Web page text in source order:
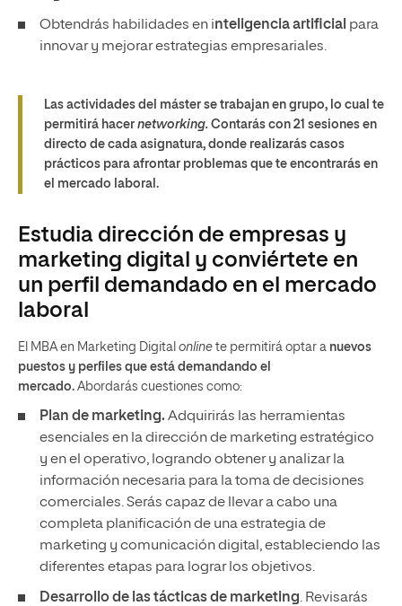
Obtendrás habilidades en inteligencia artificial para
innovar y mejorar estrategias empresariales.
Las actividades del máster se trabajan en grupo, lo cual te
permitirá hacer networking. Contarás con 21 sesiones en
directo de cada asignatura, donde realizarás casos
prácticos para afrontar problemas que te encontrarás en
el mercado laboral.
Estudia dirección de empresas y
marketing digital y conviértete en
un perfil demandado en el mercado
laboral
El MBA en Marketing Digital online te permitirá optar a nuevos
puestos y perfiles que está demandando el
mercado. Abordarás cuestiones como:
Plan de marketing. Adquirirás las herramientas
esenciales en la dirección de marketing estratégico
y en el operativo, logrando obtener y analizar la
información necesaria para la toma de decisiones
comerciales. Serás capaz de llevar a cabo una
completa planificación de una estrategia de
marketing y comunicación digital, estableciendo las
diferentes etapas para lograr los objetivos.
Desarrollo de las tácticas de marketing. Revisarás